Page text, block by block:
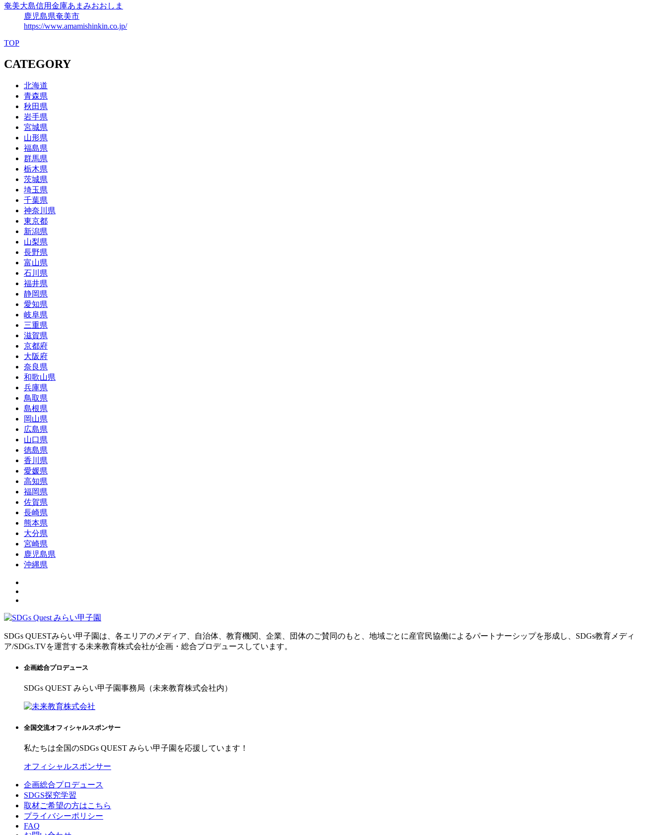
奄美大島信用金庫あまみおおしま
鹿児島県奄美市
https://www.amamishinkin.co.jp/
TOP
CATEGORY
北海道
青森県
秋田県
岩手県
宮城県
山形県
福島県
群馬県
栃木県
茨城県
埼玉県
千葉県
神奈川県
東京都
新潟県
山梨県
長野県
富山県
石川県
福井県
静岡県
愛知県
岐阜県
三重県
滋賀県
京都府
大阪府
奈良県
和歌山県
兵庫県
鳥取県
島根県
岡山県
広島県
山口県
徳島県
香川県
愛媛県
高知県
福岡県
佐賀県
長崎県
熊本県
大分県
宮崎県
鹿児島県
沖縄県
SDGs QUESTみらい甲子園は、各エリアのメディア、自治体、教育機関、企業、団体のご賛同のもと、地域ごとに産官民協働によるパートナーシップを形成し、SDGs教育メディ
ア/SDGs.TVを運営する未来教育株式会社が企画・総合プロデュースしています。
企画総合プロデュース
SDGs QUEST みらい甲子園事務局（未来教育株式会社内）
全国交流オフィシャルスポンサー
私たちは全国のSDGs QUEST みらい甲子園を応援しています！
オフィシャルスポンサー
企画総合プロデュース
SDGS探究学習
取材ご希望の方はこちら
プライバシーポリシー
FAQ